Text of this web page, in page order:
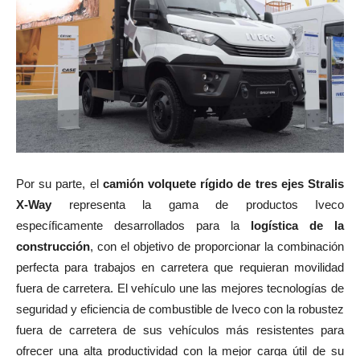
Por su parte, el camión volquete rígido de tres ejes Stralis
X-Way representa la gama de productos Iveco
específicamente desarrollados para la logística de la
construcción, con el objetivo de proporcionar la combinación
perfecta para trabajos en carretera que requieran movilidad
fuera de carretera. El vehículo une las mejores tecnologías de
seguridad y eficiencia de combustible de Iveco con la robustez
fuera de carretera de sus vehículos más resistentes para
ofrecer una alta productividad con la mejor carga útil de su